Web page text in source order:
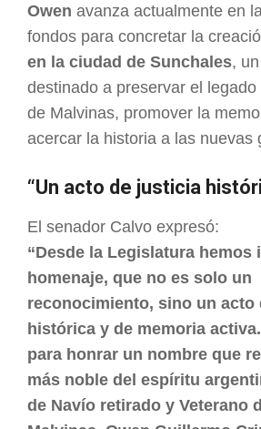
Owen avanza actualmente en
fondos para concretar la
en la ciudad de Sunchales,
destinado a preservar el
de Malvinas, promover la
acercar la historia a las nuevas
“Un acto de justicia
El senador Calvo expresó:
“Desde la Legislatura hemos
homenaje, que no es solo un
reconocimiento, sino un acto
histórica y de memoria
para honrar un nombre que
más noble del espíritu
de Navío retirado y Veterano